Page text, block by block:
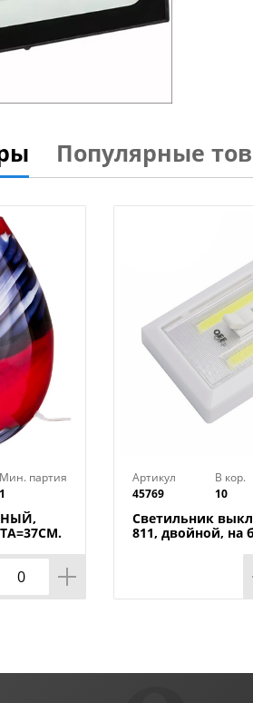
Популярные
Мин. партия
1
Артикул
45769
В кор.
10
Светильник
811, двойной, на